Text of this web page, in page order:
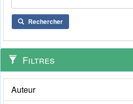
Rechercher
Filtres
Auteur